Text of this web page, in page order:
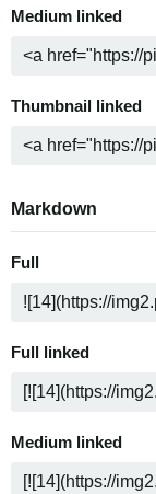
Medium linked
Thumbnail linked
Markdown
Full
Full linked
Medium linked